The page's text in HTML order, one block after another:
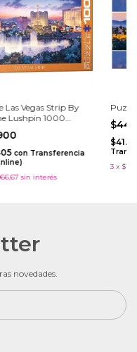
Las Vegas Strip By
Lushpin 1000
con Transferencia
sin interés
3 x
novedades.